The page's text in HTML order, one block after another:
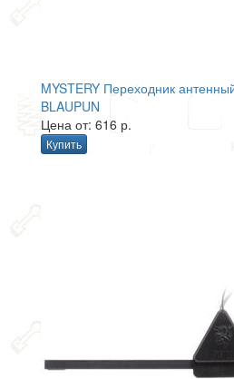
MYSTERY Переходник
BLAUPUN
Цена от: 616 р.
Купить